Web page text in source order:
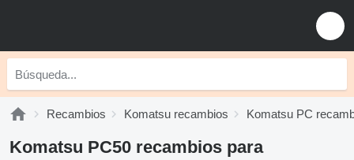
Recambios Komatsu recambios Komatsu PC
Komatsu PC50 recambios para